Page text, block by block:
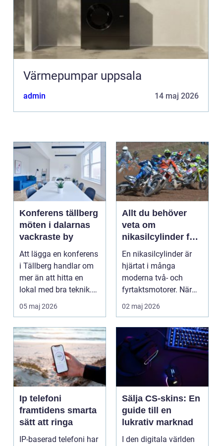
Värmepumpar uppsala
admin 14 maj 2026
Konferens tällberg
möten i dalarnas
vackraste by
Att lägga en konferens
i Tällberg handlar om
mer än att hitta en
lokal med bra teknik.
Den lilla byn...
05 maj 2026
Allt du behöver
veta om
nikasilcylinder för
motorcykel och
snöskoter
En nikasilcylinder är
hjärtat i många
moderna två- och
fyrtaktsmotorer. När
den fungerar som den
02 maj 2026
Ip telefoni
framtidens smarta
sätt att ringa
IP-baserad telefoni har
Sälja CS-skins: En
guide till en
lukrativ marknad
I den digitala världen